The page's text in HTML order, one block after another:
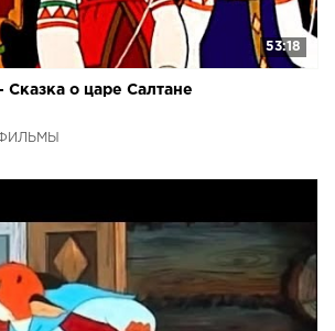
53:18
о царе Салтане